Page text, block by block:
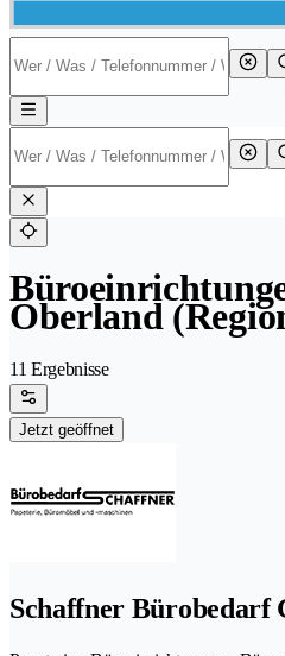
Oberland
11 Ergebnisse
Jetzt geöffnet
Schaffner Bürobedarf